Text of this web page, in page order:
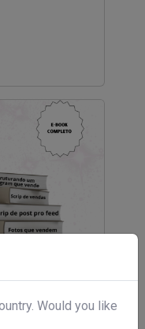
Would you like